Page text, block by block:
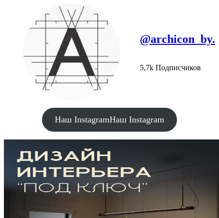
@archicon_by.
5,7k Подписчиков
Наш InstagramНаш Instagram